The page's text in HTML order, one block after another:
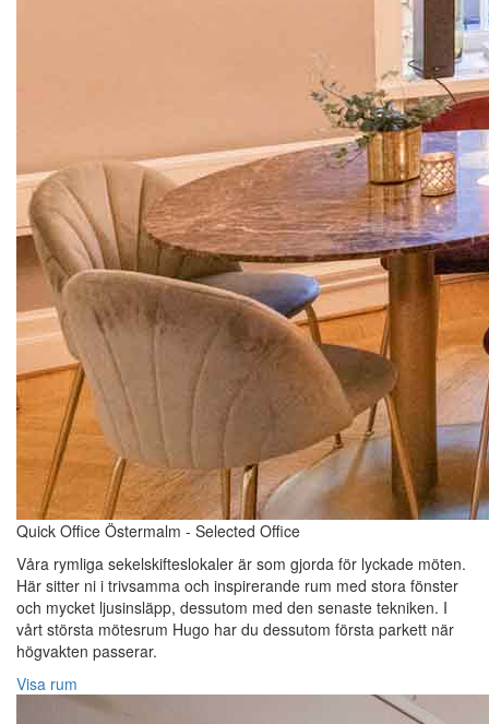
Quick Office Östermalm - Selected Office
Våra rymliga sekelskifteslokaler är som gjorda för lyckade möten.
Här sitter ni i trivsamma och inspirerande rum med stora fönster
och mycket ljusinsläpp, dessutom med den senaste tekniken. I
vårt största mötesrum Hugo har du dessutom första parkett när
högvakten passerar.
Visa rum